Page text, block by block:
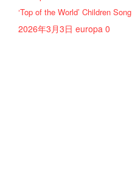
‘Top of the World’ Children Song
2026年3月3日 europa 0